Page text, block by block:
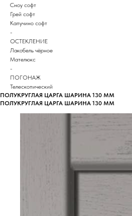
Сноу софт
Грей софт
Капучино софт
-
ОСТЕКЛЕНИЕ
Лакобель чёрное
Мателюкс
-
ПОГОНАЖ
Телескопический
ПОЛУКРУГЛАЯ ЦАРГА ШАРИНА 130 ММ
ПОЛУКРУГЛАЯ ЦАРГА ШАРИНА 130 ММ